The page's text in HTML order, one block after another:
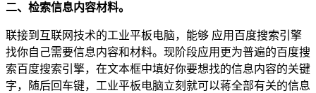
二、检索信息内容材料。
联接到互联网技术的工业平板电脑，能够 应用百度搜索引擎
找你自己需要信息内容和材料。现阶段应用更为普遍的百度搜
索百度搜索引擎，在文本框中填好你要想找的信息内容的关键
字，随后回车键，工业平板电脑立刻就可以蒋全部有关的信息